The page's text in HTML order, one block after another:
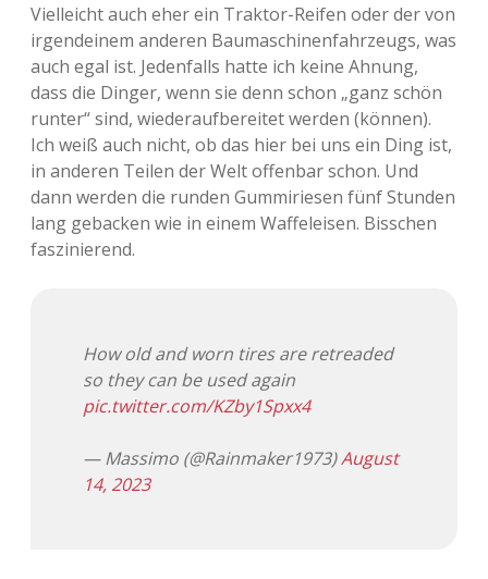
Vielleicht auch eher ein Traktor-Reifen oder der von
irgendeinem anderen Baumaschinenfahrzeugs, was
auch egal ist. Jedenfalls hatte ich keine Ahnung,
dass die Dinger, wenn sie denn schon „ganz schön
runter“ sind, wiederaufbereitet werden (können).
Ich weiß auch nicht, ob das hier bei uns ein Ding ist,
in anderen Teilen der Welt offenbar schon. Und
dann werden die runden Gummiriesen fünf Stunden
lang gebacken wie in einem Waffeleisen. Bisschen
faszinierend.
How old and worn tires are retreaded
so they can be used again
pic.twitter.com/KZby1Spxx4
— Massimo (@Rainmaker1973)August
14, 2023